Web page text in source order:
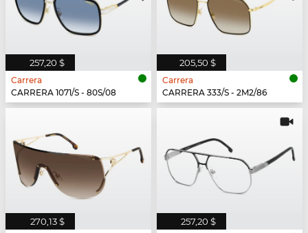
257,20 $
Carrera
CARRERA 1071/S - 80S/08
205,50 $
Carrera
CARRERA 333/S - 2M2/86
270,13 $ 257,20 $